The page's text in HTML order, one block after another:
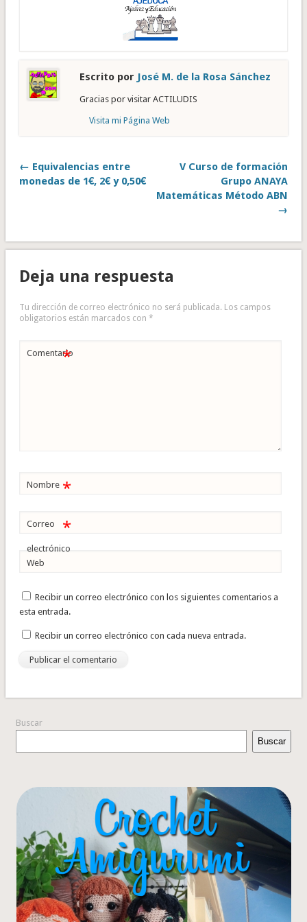
Escrito por José M. de la Rosa Sánchez
Gracias por visitar ACTILUDIS
Visita mi Página Web
← Equivalencias entre
monedas de 1€, 2€ y 0,50€
V Curso de formación
Grupo ANAYA
Matemáticas Método ABN
→
Deja una respuesta
Tu dirección de correo electrónico no será publicada. Los campos
obligatorios están marcados con *
Comentario
*
Nombre *
Correo
electrónico
*
Web
Recibir un correo electrónico con los siguientes comentarios a
esta entrada.
Recibir un correo electrónico con cada nueva entrada.
Buscar
Buscar